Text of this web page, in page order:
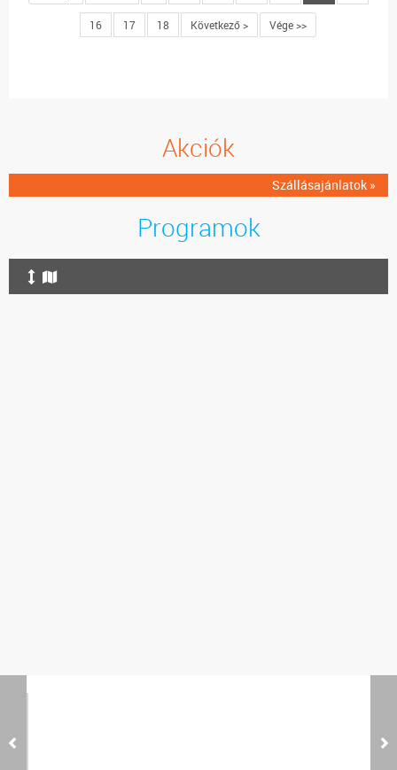
16 17 18 Következő > Vége >>
Akciók
Szállásajánlatok »
Programok